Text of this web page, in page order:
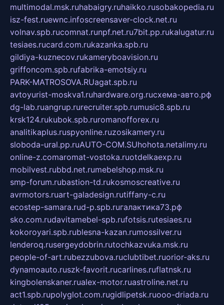
multimodal.msk.ruhabaigry.ruhaikko.rusobakopedia.ru
isz-fest.ruewnc.infoscreensaver-clock.net.ru
volnav.spb.rucomnat.runpf.net.ru7bit.pp.rukalugatur.ru
tesiaes.rucard.com.rukazanka.spb.ru
gildiya-kuznecov.rukameryboavision.ru
griffoncom.spb.rufabrika-emotsiy.ru
PARK-MATROSOVA.RUagat.spb.ru
avtoyurist-moskva1.ruhardware.org.ruсхема-авто.рф
dg-lab.ruangrup.rurecruiter.spb.rumusic8.spb.ru
krsk124.rukubok.spb.ruromanofforex.ru
analitikaplus.ruspyonline.ruzosikamery.ru
sloboda-ural.pp.ruAUTO-COM.SUhohota.netalimy.ru
online-z.comaromat-vostoka.ruotdelkaexp.ru
mobilvest.rubbd.net.rumebelshop.msk.ru
smp-forum.rubastion-td.rukosmoscreative.ru
avrmotors.ruart-galadesign.rutiffany-c.ru
ecostep-samara.rud-p.spb.ruгалактика73.рф
sko.com.rudavitamebel-spb.rufotsis.rutesiaes.ru
kokoroyari.spb.rublesna-kazan.rumossilver.ru
lenderoq.rusergeydobrin.rutochkazvuka.msk.ru
people-of-art.rubezzubova.ruclubtibet.ruorior-aks.ru
dynamoauto.ruszk-favorit.rucarlines.ruflatnsk.ru
kingbolenskaner.rualex-motor.ruastroline.net.ru
act1.spb.rupolyglot.com.rugidlipetsk.ruooo-driada.ru